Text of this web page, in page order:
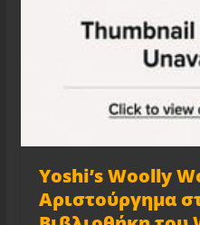
Yoshi’s Woolly
Αριστούργημα